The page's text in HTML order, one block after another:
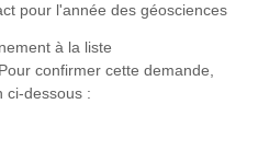
pour l'année des géosciences
à la liste
confirmer cette demande,
ci-dessous :